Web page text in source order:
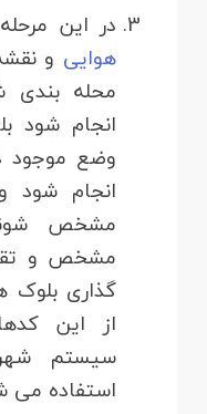
در این
هوایی و
محله بندی
انجام شود
وضع موجود
انجام شود
مشخص
مشخص و
گذاری بلوک
از این
استفاده می